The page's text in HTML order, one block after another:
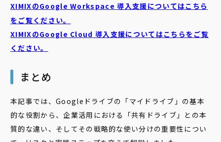
XIMIXのGoogle Workspace 導入支援についてはこちら
をご覧ください。
XIMIXのGoogle Cloud 導入支援についてはこちらをご覧
ください。
まとめ
本記事では、Googleドライブの「マイドライブ」の基本
的な役割から、企業活用における「共有ドライブ」との本
質的な違い、そしてその戦略的な使い分けの重要性につい